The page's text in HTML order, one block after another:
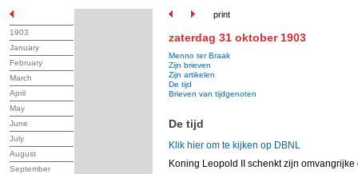
print
1903
January
February
March
April
May
June
July
August
September
zaterdag 31 oktober 1903
Menno ter Braak
Zijn brieven
Zijn artikelen
De tijd
Brieven van tijdgenoten
De tijd
Klik hier om te kijken op DBNL
Koning Leopold II schenkt zijn